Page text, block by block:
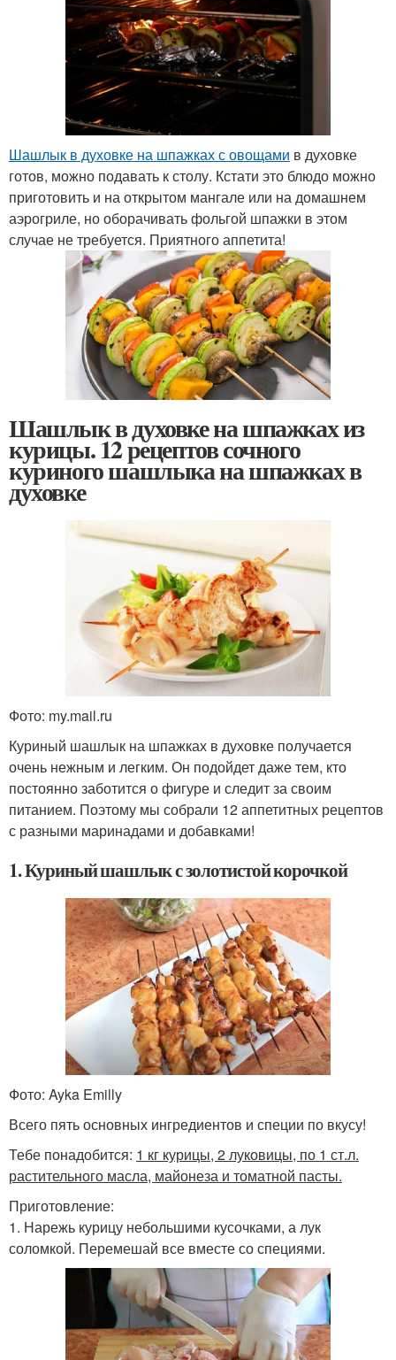
Шашлык в духовке на шпажках с овощами в духовке
готов, можно подавать к столу. Кстати это блюдо можно
приготовить и на открытом мангале или на домашнем
аэрогриле, но оборачивать фольгой шпажки в этом
случае не требуется. Приятного аппетита!
Шашлык в духовке на шпажках из
курицы. 12 рецептов сочного
куриного шашлыка на шпажках в
духовке
Фото: my.mail.ru
Куриный шашлык на шпажках в духовке получается
очень нежным и легким. Он подойдет даже тем, кто
постоянно заботится о фигуре и следит за своим
питанием. Поэтому мы собрали 12 аппетитных рецептов
с разными маринадами и добавками!
1. Куриный шашлык с золотистой корочкой
Фото: Ayka Emilly
Всего пять основных ингредиентов и специи по вкусу!
Тебе понадобится: 1 кг курицы, 2 луковицы, по 1 ст.л.
растительного масла, майонеза и томатной пасты.
Приготовление:
1. Нарежь курицу небольшими кусочками, а лук
соломкой. Перемешай все вместе со специями.